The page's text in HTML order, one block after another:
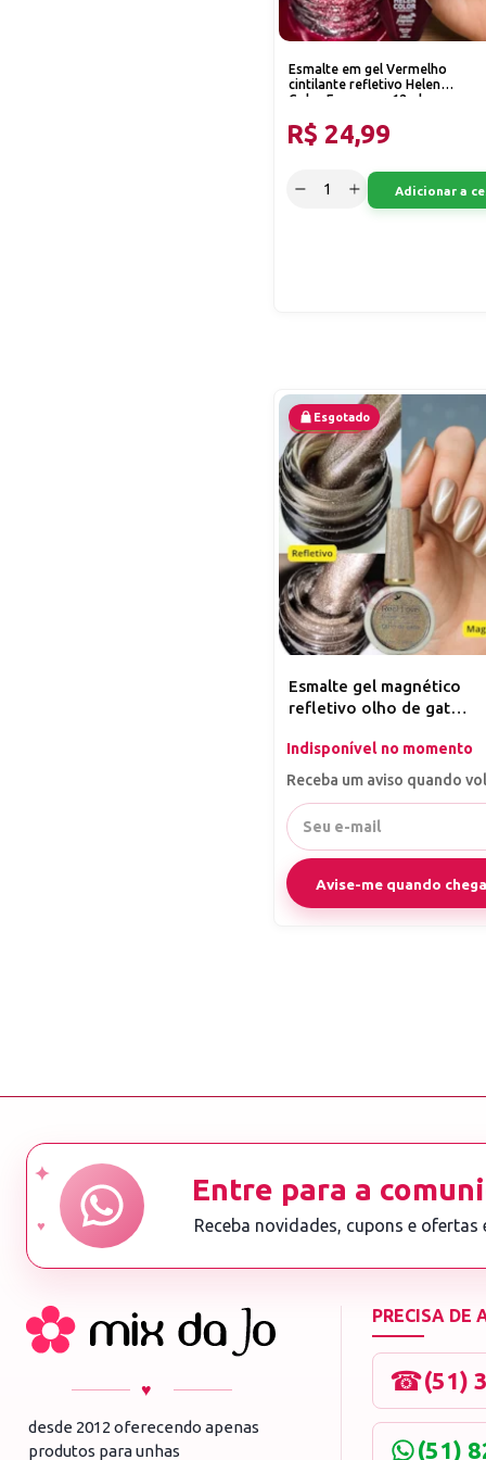
Esmalte em gel Vermelho
cintilante refletivo Helen
Color Fragrance 12ml
R$ 24,99
Adicionar a
20% OFF
Esgotado
Esmalte gel magnético
refletivo olho de gato
Indisponível no momento
Receba um aviso quando
Avise-me quando
Entre para a
Receba novidades, cupons e
♥
desde 2012 oferecendo apenas
produtos para unhas
PRECISA DE
☎(51)
(51)